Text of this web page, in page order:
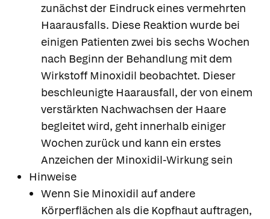
zunächst der Eindruck eines vermehrten
Haarausfalls. Diese Reaktion wurde bei
einigen Patienten zwei bis sechs Wochen
nach Beginn der Behandlung mit dem
Wirkstoff Minoxidil beobachtet. Dieser
beschleunigte Haarausfall, der von einem
verstärkten Nachwachsen der Haare
begleitet wird, geht innerhalb einiger
Wochen zurück und kann ein erstes
Anzeichen der Minoxidil-Wirkung sein
Hinweise
Wenn Sie Minoxidil auf andere
Körperflächen als die Kopfhaut auftragen,